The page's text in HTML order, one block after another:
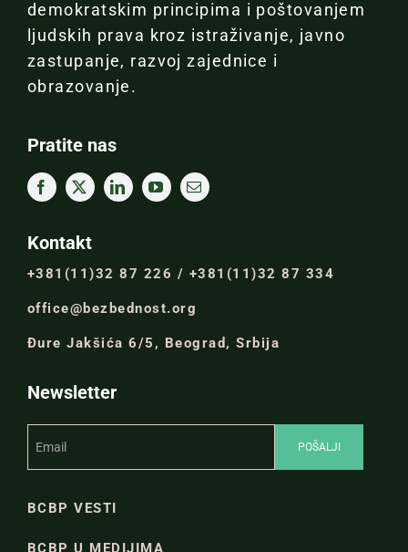
demokratskim principima i poštovanjem
ljudskih prava kroz istraživanje, javno
zastupanje, razvoj zajednice i
obrazovanje.
Pratite nas
Kontakt
+381(11)32 87 226 / +381(11)32 87 334
office@bezbednost.org
Đure Jakšića 6/5, Beograd, Srbija
Newsletter
BCBP VESTI